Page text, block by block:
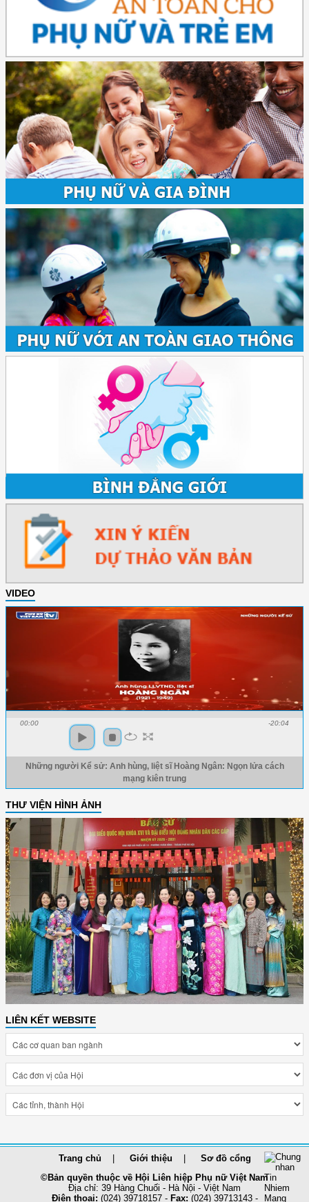
VIDEO
00:00 -20:04
Những người Kể sử: Anh hùng, liệt sĩ Hoàng Ngân: Ngọn lửa cách
mạng kiên trung
THƯ VIỆN HÌNH ẢNH
LIÊN KẾT WEBSITE
Trang chủ Giới thiệu
Sơ đồ cổng
©Bản quyền thuộc về Hội Liên hiệp Phụ nữ Việt Nam
Địa chỉ: 39 Hàng Chuối - Hà Nội - Việt Nam
Điện thoại: (024) 39718157 - Fax: (024) 39713143 -